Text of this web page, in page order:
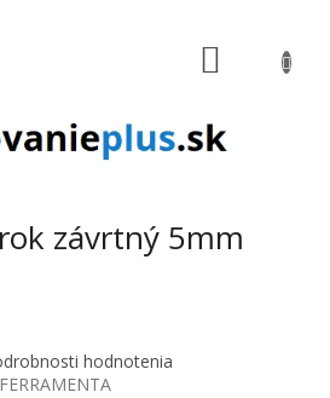
závrtný 5mm
produktu je 0,0 z 5 hviezdičiek.
hodnotenia